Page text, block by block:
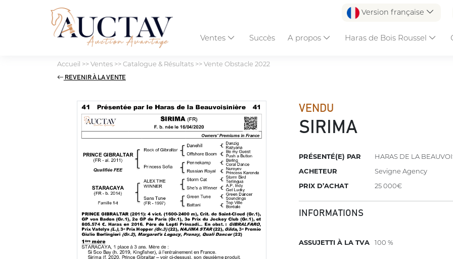
Version française
Ventes Succès A propos Haras de Bois Roussel
Accueil >>Ventes>>Catalogue & Résultats>>Vente Obstacle 2022
REVENIR À LA VENTE
VENDU
SIRIMA
PRÉSENTÉ(E) PAR
HARAS DE LA
ACHETEUR
Sevigne Agency
PRIX D’ACHAT
25 000€
INFORMATIONS
ASSUJETTI À LA TVA 100 %